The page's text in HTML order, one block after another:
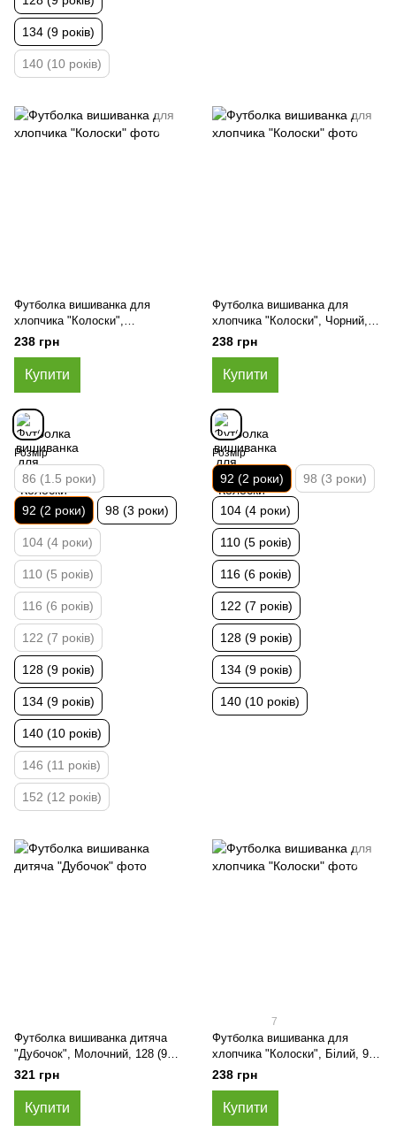
134 (9 років)
140 (10 років)
Футболка вишиванка для
хлопчика "Колоски",
Ізумрудний, 92 (2 роки)
238 грн
Купити
Розмір
86 (1.5 роки)
92 (2 роки) 98 (3 роки)
104 (4 роки)
110 (5 років)
116 (6 років)
122 (7 років)
128 (9 років)
134 (9 років)
140 (10 років)
146 (11 років)
152 (12 років)
Футболка вишиванка для
хлопчика "Колоски", Чорний,
92 (2 роки)
238 грн
Купити
Розмір
92 (2 роки) 98 (3 роки)
104 (4 роки)
110 (5 років)
116 (6 років)
122 (7 років)
128 (9 років)
134 (9 років)
140 (10 років)
Футболка вишиванка дитяча
"Дубочок", Молочний, 128 (9
років)
321 грн
Купити
7
Футболка вишиванка для
хлопчика "Колоски", Білий, 92
(2 роки)
238 грн
Купити